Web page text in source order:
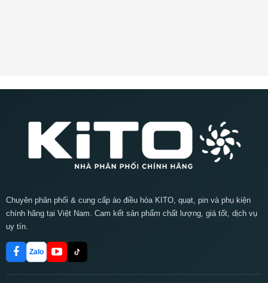
Chuyên phân phối & cung cấp áo điều hòa KITO, quạt, pin và phụ kiện
chính hãng tại Việt Nam. Cam kết sản phẩm chất lượng, giá tốt, dịch vụ
uy tín.
Zalo